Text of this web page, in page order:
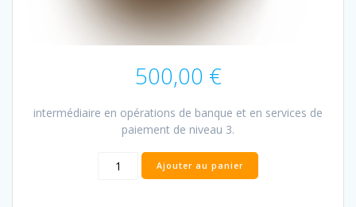
500,00 €
intermédiaire en opérations de banque et en services de
paiement de niveau 3.
quantitéAjouter au panier